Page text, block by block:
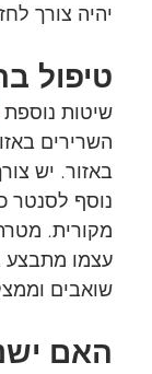
יהיה צורך
טיפול
שיטות
השרירים
באזור. יש
נוסף לסנטר
מקורית.
עצמו מתבצע
שואבים
האם